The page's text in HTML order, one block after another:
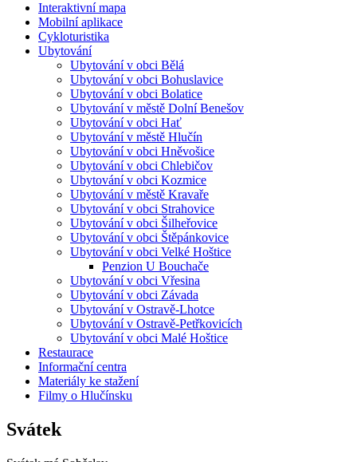
Interaktivní mapa
Mobilní aplikace
Cykloturistika
Ubytování
Ubytování v obci Bělá
Ubytování v obci Bohuslavice
Ubytování v obci Bolatice
Ubytování v městě Dolní Benešov
Ubytování v obci Hať
Ubytování v městě Hlučín
Ubytování v obci Hněvošice
Ubytování v obci Chlebičov
Ubytování v obci Kozmice
Ubytování v městě Kravaře
Ubytování v obci Strahovice
Ubytování v obci Šilheřovice
Ubytování v obci Štěpánkovice
Ubytování v obci Velké Hoštice
Penzion U Bouchače
Ubytování v obci Vřesina
Ubytování v obci Závada
Ubytování v Ostravě-Lhotce
Ubytování v Ostravě-Petřkovicích
Ubytování v obci Malé Hoštice
Restaurace
Informační centra
Materiály ke stažení
Filmy o Hlučínsku
Svátek